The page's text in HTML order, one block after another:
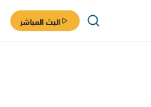
البث المباشر